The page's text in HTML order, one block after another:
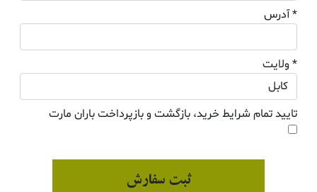
* آدرس
* ولایت
تایید تمام شرایط خرید، بازگشت و بازپرداخت باران مارت
ثبت سفارش